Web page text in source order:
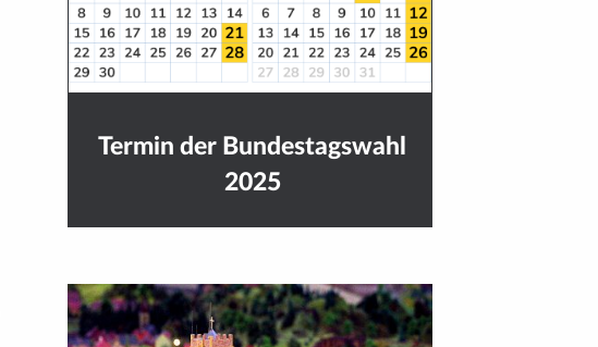
Termin der Bundestagswahl
2025